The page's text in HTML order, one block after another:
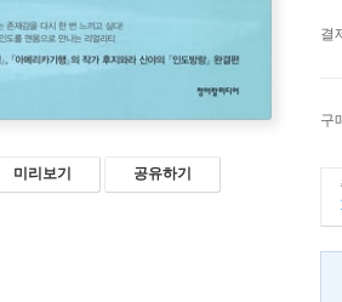
미리보기 공유하기
결
구